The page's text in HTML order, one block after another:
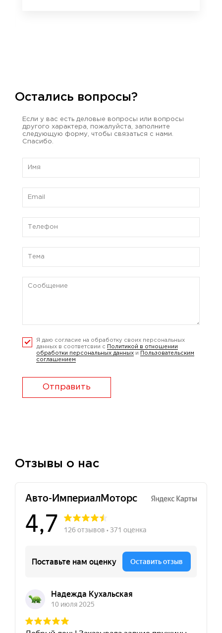
Остались вопросы?
Если у вас есть деловые вопросы или вопросы
другого характера, пожалуйста, заполните
следующую форму, чтобы связаться с нами.
Спасибо.
Я даю согласие на обработку своих персональных
данных в соответсвии с
Политикой в отношении
обработки персональных данных и
Пользовательским
соглашением
Отправить
Отзывы о нас